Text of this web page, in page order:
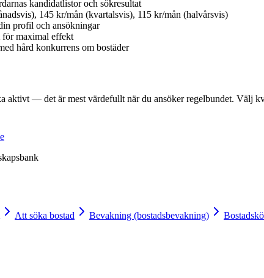
kandidatlistor och sökresultat
145 kr/mån (kvartalsvis), 115 kr/mån (halvårsvis)
profil och ansökningar
för maximal effekt
hård konkurrens om bostäder
aktivt — det är mest värdefullt när du ansöker regelbundet. Välj
Att söka bostad Bevakning (bostadsbevakning) Bostadskö